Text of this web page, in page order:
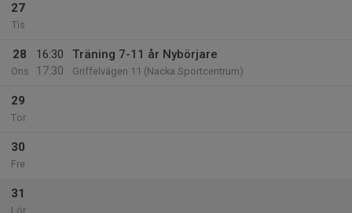
27
Tis
28
Ons
16:30
17:30
Träning 7-11 år Nybörjare
Griffelvägen 11 (Nacka Sportcentrum)
29
Tor
30
Fre
31
Lör